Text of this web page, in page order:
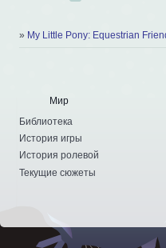
» My Little Pony: Equestrian
Мир
Библиотека
История игры
История ролевой
Текущие сюжеты